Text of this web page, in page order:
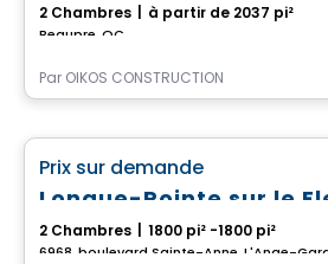
2 Chambres à partir de 2037 pi²
Beaupre, QC
Par OIKOS CONSTRUCTION
Prix sur demande
Longue-Pointe sur le
2 Chambres 1800 pi² -1800 pi²